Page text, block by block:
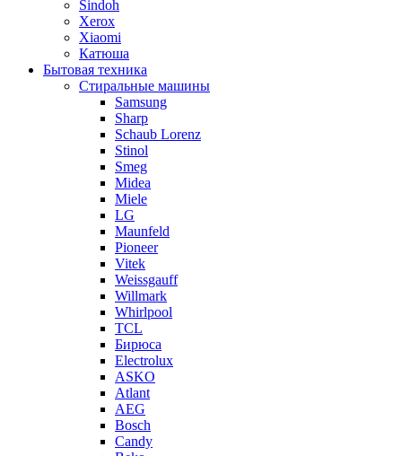
Sindoh
Xerox
Xiaomi
Катюша
Бытовая техника
Стиральные машины
Samsung
Sharp
Schaub Lorenz
Stinol
Smeg
Midea
Miele
LG
Maunfeld
Pioneer
Vitek
Weissgauff
Willmark
Whirlpool
TCL
Бирюса
Electrolux
ASKO
Atlant
AEG
Bosch
Candy